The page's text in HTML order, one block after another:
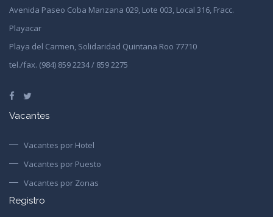
Avenida Paseo Coba Manzana 029, Lote 003, Local 316, Fracc.
Playacar
Playa del Carmen, Solidaridad Quintana Roo 77710
tel./fax. (984) 859 2234 / 859 2275
Vacantes
Vacantes por Hotel
Vacantes por Puesto
Vacantes por Zonas
Registro